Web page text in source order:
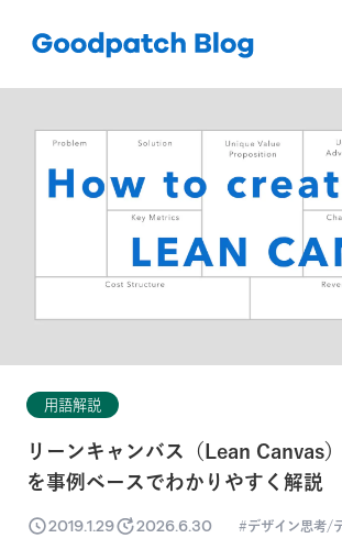
用語解説
リーンキャンバス（Lean Canvas
を事例ベースでわかりやすく解説
2019.1.29 2026.6.30 デザイン思考/